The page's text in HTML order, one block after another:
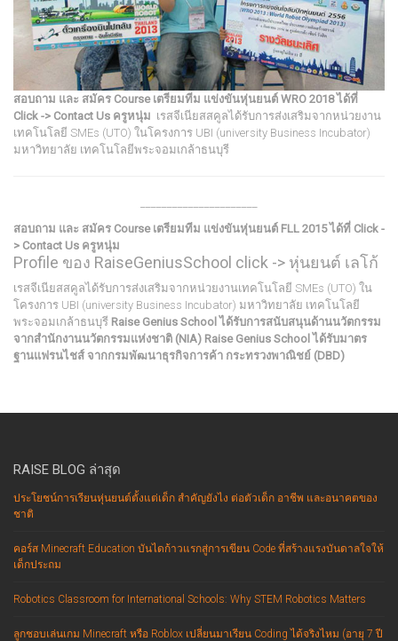
สอบถาม และ สมัคร Course เตรียมทีม แข่งขันหุ่นยนต์ WRO 2018ได้ที่
Click -> Contact Us ครูหนุ่ม เรสจีเนียสสคูลได้รับการส่งเสริมจากหน่วยงาน
เทคโนโลยี SMEs (UTO) ในโครงการ UBI (university Business Incubator)
มหาวิทยาลัย เทคโนโลยีพระจอมเกล้าธนบุรี
สอบถาม และ สมัคร Course เตรียมทีม แข่งขันหุ่นยนต์ FLL 2015ได้ที่ Click -
> Contact Us ครูหนุ่ม
Profile ของ RaiseGeniusSchool click -> หุ่นยนต์ เลโก้
เรสจีเนียสสคูลได้รับการส่งเสริมจากหน่วยงานเทคโนโลยี SMEs (UTO) ใน
โครงการ UBI (university Business Incubator) มหาวิทยาลัย เทคโนโลยี
พระจอมเกล้าธนบุรี Raise Genius School ได้รับการสนับสนุนด้านนวัตกรรม
จากสำนักงานนวัตกรรมแห่งชาติ (NIA) Raise Genius School ได้รับมาตร
ฐานแฟรนไชส์ จากกรมพัฒนาธุรกิจการค้า กระทรวงพาณิชย์ (DBD)
RAISE BLOG ล่าสุด
ประโยชน์การเรียนหุ่นยนต์ตั้งแต่เด็ก สำคัญยังไง ต่อตัวเด็ก อาชีพ และอนาคตของ
ชาติ
คอร์ส Minecraft Education บันไดก้าวแรกสู่การเขียน Code ที่สร้างแรงบันดาลใจให้
เด็กประถม
Robotics Classroom for International Schools: Why STEM Robotics Matters
ลูกชอบเล่นเกม Minecraft หรือ Roblox เปลี่ยนมาเรียน Coding ได้จริงไหม (อายุ 7 ปี